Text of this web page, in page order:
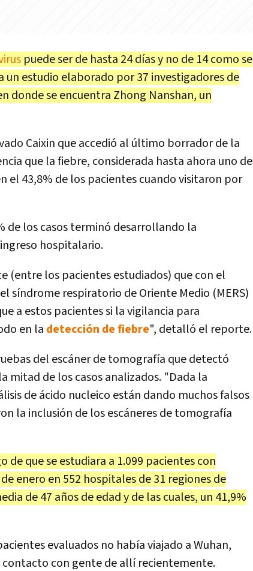
puede ser de hasta 24 días y no de 14 como se
un estudio elaborado por 37 investigadores de
donde se encuentra Zhong Nanshan, un
Caixin que accedió al último borrador de la
que la fiebre, considerada hasta ahora uno de
el 43,8% de los pacientes cuando visitaron por
de los casos terminó desarrollando la
hospitalario.
(entre los pacientes estudiados) que con el
síndrome respiratorio de Oriente Medio (MERS)
a estos pacientes si la vigilancia para
en la detección de fiebre", detalló el reporte.
del escáner de tomografía que detectó
mitad de los casos analizados. "Dada la
de ácido nucleico están dando muchos falsos
la inclusión de los escáneres de tomografía
de que se estudiara a 1.099 pacientes con
enero en 552 hospitales de 31 regiones de
de 47 años de edad y de las cuales, un 41,9%
evaluados no había viajado a Wuhan,
con gente de allí recientemente.